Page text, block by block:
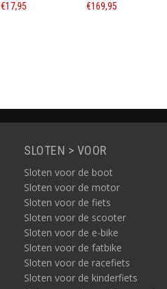
mm
€17,95
Triangle Lock
RED SCM
€169,95
SLOTEN > VOOR
Sloten voor de boot
Sloten voor de motor
Sloten voor de fiets
Sloten voor de scooter
Sloten voor de e-bike
Sloten voor de fatbike
Sloten voor de racefiets
Sloten voor de kinderfiets